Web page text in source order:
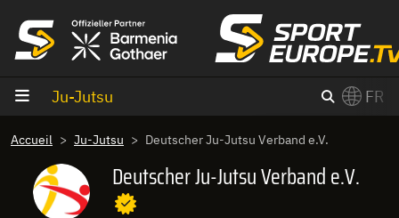
Ju-Jutsu FR
Switch to English?
Accueil Ju-Jutsu Deutscher Ju-Jutsu Verband e.V.
Deutscher Ju-Jutsu Verband e.V.